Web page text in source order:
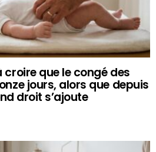
croire que le congé des
jours, alors que depuis
droit s’ajoute